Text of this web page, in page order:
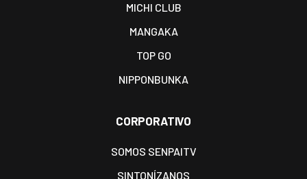
MICHI CLUB
MANGAKA
TOP GO
NIPPONBUNKA
CORPORATIVO
SOMOS SENPAITV
SINTONÍZANOS